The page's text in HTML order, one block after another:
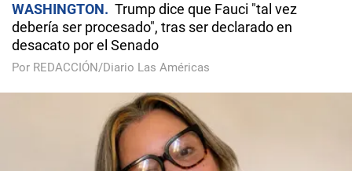
WASHINGTON
Trump dice que Fauci "tal vez
debería ser procesado", tras ser declarado en
desacato por el Senado
Por REDACCIÓN/Diario Las Américas